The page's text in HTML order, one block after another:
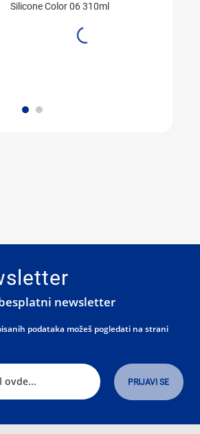
Silicone Color 06 310ml
newsletter
podataka možeš pogledati na strani